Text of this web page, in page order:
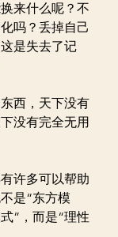
来什么呢？不
吗？丢掉自己
是失去了记
西，天下没有
没有完全无用
许多可以帮助
是“东方模
”，而是“理性